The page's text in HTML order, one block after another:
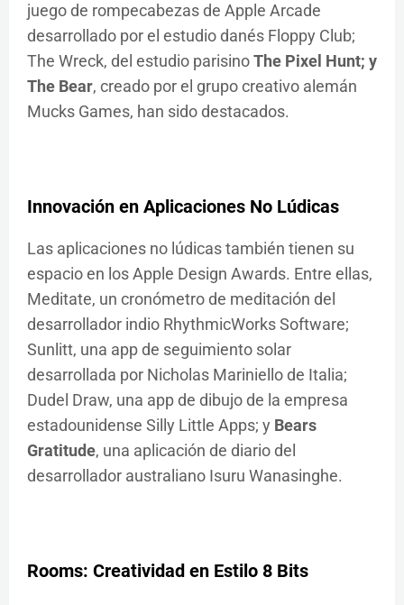
juego de rompecabezas de Apple Arcade
desarrollado por el estudio danés Floppy Club;
The Wreck, del estudio parisinoThe Pixel Hunt; y
The Bear, creado por el grupo creativo alemán
Mucks Games, han sido destacados.
Innovación en Aplicaciones No Lúdicas
Las aplicaciones no lúdicas también tienen su
espacio en los Apple Design Awards. Entre ellas,
Meditate, un cronómetro de meditación del
desarrollador indio RhythmicWorks Software;
Sunlitt, una app de seguimiento solar
desarrollada por Nicholas Mariniello de Italia;
Dudel Draw, una app de dibujo de la empresa
estadounidense Silly Little Apps; y Bears
Gratitude, una aplicación de diario del
desarrollador australiano Isuru Wanasinghe.
Rooms: Creatividad en Estilo 8 Bits